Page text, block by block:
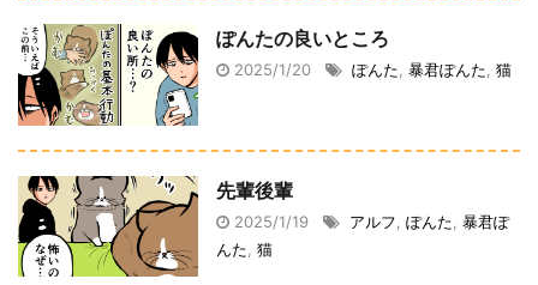
ぽんたの良いところ
2025/1/20 ぽんた, 暴君ぽんた, 猫
先輩後輩
2025/1/19 アルフ ぽんた 暴君ぽ
んた 猫